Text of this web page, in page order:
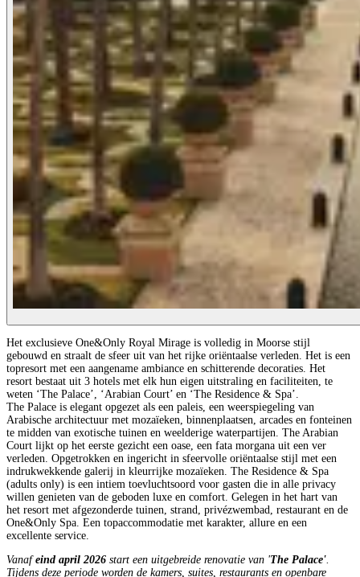
Het exclusieve One&Only Royal Mirage is volledig in Moorse stijl
gebouwd en straalt de sfeer uit van het rijke oriëntaalse verleden. Het is een
topresort met een aangename ambiance en schitterende decoraties. Het
resort bestaat uit 3 hotels met elk hun eigen uitstraling en faciliteiten, te
weten ‘The Palace’, ‘Arabian Court’ en ‘The Residence & Spa’.
The Palace is elegant opgezet als een paleis, een weerspiegeling van
Arabische architectuur met mozaïeken, binnenplaatsen, arcades en fonteinen
te midden van exotische tuinen en weelderige waterpartijen. The Arabian
Court lijkt op het eerste gezicht een oase, een fata morgana uit een ver
verleden. Opgetrokken en ingericht in sfeervolle oriëntaalse stijl met een
indrukwekkende galerij in kleurrijke mozaïeken. The Residence & Spa
(adults only) is een intiem toevluchtsoord voor gasten die in alle privacy
willen genieten van de geboden luxe en comfort. Gelegen in het hart van
het resort met afgezonderde tuinen, strand, privézwembad, restaurant en de
One&Only Spa. Een topaccommodatie met karakter, allure en een
excellente service.
Vanafeind april 2026 start een uitgebreide renovatie van 'The Palace'.
Tijdens deze periode worden de kamers, suites, restaurants en openbare